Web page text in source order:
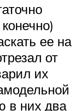
ее на
от
их
в них два